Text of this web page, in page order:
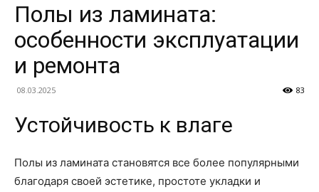
Полы из ламината:
особенности эксплуатации
и ремонта
08.03.2025 83
Устойчивость к влаге
Полы из ламината становятся все более популярными
благодаря своей эстетике, простоте укладки и